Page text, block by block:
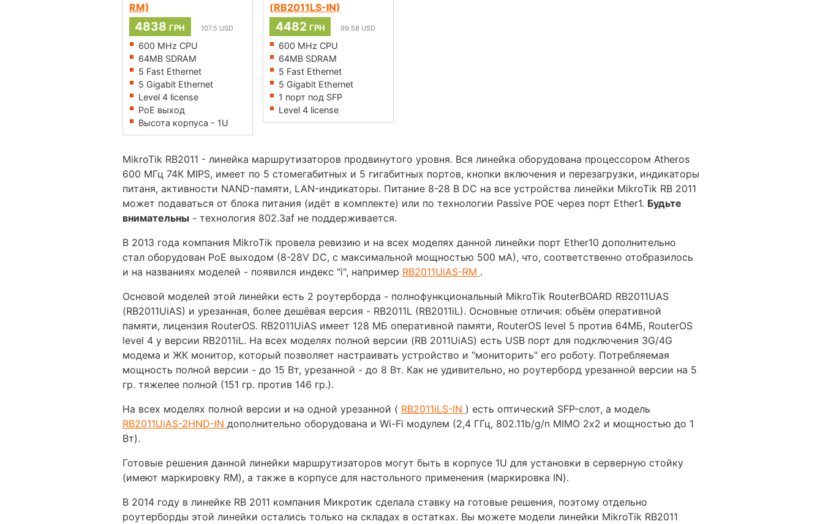
RM)
4838ГРН 107.5 USD
600 MHz CPU
64MB SDRAM
5 Fast Ethernet
5 Gigabit Ethernet
Level 4 license
PoE выход
Высота корпуса - 1U
(RB2011LS-IN)
4482 ГРН 99.58 USD
600 MHz CPU
64MB SDRAM
5 Fast Ethernet
5 Gigabit Ethernet
1 порт под SFP
Level 4 license
MikroTik RB2011 - линейка маршрутизаторов продвинутого уровня. Вся линейка оборудована процессором Atheros
600 МГц 74K MIPS, имеет по 5 стомегабитных и 5 гигабитных портов, кнопки включения и перезагрузки, индикаторы
питаня, активности NAND-памяти, LAN-индикаторы. Питание 8-28 В DC на все устройства линейки MikroTik RB 2011
может подаваться от блока питания (идёт в комплекте) или по технологии Passive POE через порт Ether1. Будьте
внимательны - технология 802.3af не поддерживается.
В 2013 года компания MikroTik провела ревизию и на всех моделях данной линейки порт Ether10 дополнительно
стал оборудован PoE выходом (8-28V DC, с максимальной мощностью 500 мА), что, соответственно отобразилось
и на названиях моделей - появился индекс "i", например RB2011UiAS-RM .
Основой моделей этой линейки есть 2 роутерборда - полнофункциональный MikroTik RouterBOARD RB2011UAS
(RB2011UiAS) и урезанная, более дешёвая версия - RB2011L (RB2011iL). Основные отличия: объём оперативной
памяти, лицензия RouterOS. RB2011UiAS имеет 128 МБ оперативной памяти, RouterOS level 5 против 64МБ, RouterOS
level 4 у версии RB2011iL. На всех моделях полной версии (RB 2011UiAS) есть USB порт для подключения 3G/4G
модема и ЖК монитор, который позволяет настраивать устройство и "мониторить" его роботу. Потребляемая
мощность полной версии - до 15 Вт, урезанной - до 8 Вт. Как не удивительно, но роутерборд урезанной версии на 5
гр. тяжелее полной (151 гр. против 146 гр.).
На всех моделях полной версии и на одной урезанной ( RB2011iLS-IN ) есть оптический SFP-слот, а модель
RB2011UiAS-2HND-IN дополнительно оборудована и Wi-Fi модулем (2,4 ГГц, 802.11b/g/n MIMO 2х2 и мощностью до 1
Вт).
Готовые решения данной линейки маршрутизаторов могут быть в корпусе 1U для установки в серверную стойку
(имеют маркировку RM), а также в корпусе для настольного применения (маркировка IN).
В 2014 году в линейке RB 2011 компания Микротик сделала ставку на готовые решения, поэтому отдельно
роутерборды этой линейки остались только на складах в остатках. Вы можете модели линейки MikroTik RB2011